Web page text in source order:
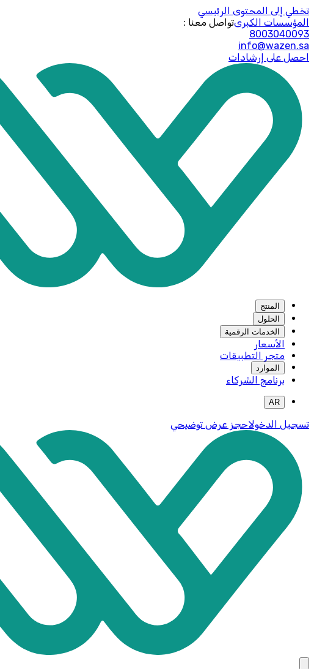
تخطي إلى المحتوى الرئيسي
المؤسسات الكبرى: تواصل معنا
8003040093
info@wazen.sa
احصل على إرشادات
المنتج
الحلول
الخدمات الرقمية
الأسعار
متجر التطبيقات
الموارد
برنامج الشركاء
AR
تسجيل الدخولاحجز عرض توضيحي